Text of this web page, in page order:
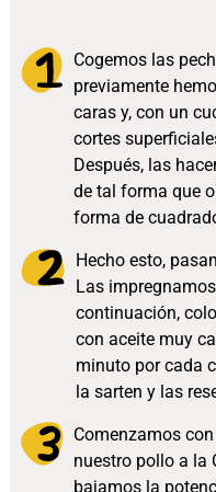
Cogemos las
previamente
caras y, con un
cortes
Después, las
de tal forma que
forma de
Hecho esto,
Las
continuación,
con aceite muy
minuto por cada
la sarten y las
Comenzamos
nuestro pollo a la
bajamos la